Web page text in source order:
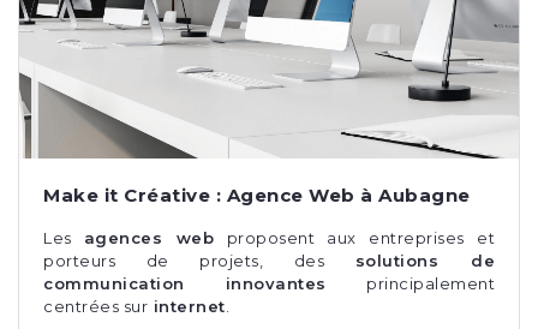
Make it Créative : Agence Web à Aubagne
Les agences web proposent aux entreprises et
porteurs de projets, des solutions de
communication innovantes
principalement
centrées sur internet